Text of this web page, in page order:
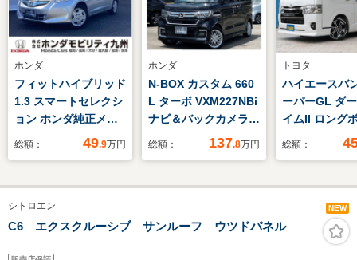
ホンダ
フィットハイブリッド
1.3 スマートセレクシ
ョン ホンダ純正メモ
総額： 49.9万円
ホンダ
N-BOX カスタム 660
L ターボ VXM227NBi
ナビ＆バックカメラ＆
フルセグ＆CD/DVD再
純正前後ドライブレコ
イドドア＆ETC2.0
総額： 137.8万円
トヨタ
ハイエースバ
ーパーGL ダ
イムII ロング
ディーゼルタ
トスポイラー
02ホイール
タイヤ 2イン
ン アルティ
総額：
シトロエン NEW
C6 エクスクルーシブ サンルーフ ウツドパネル